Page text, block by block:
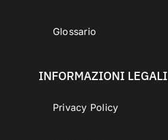
Glossario
INFORMAZIONI LEGALI
Privacy Policy